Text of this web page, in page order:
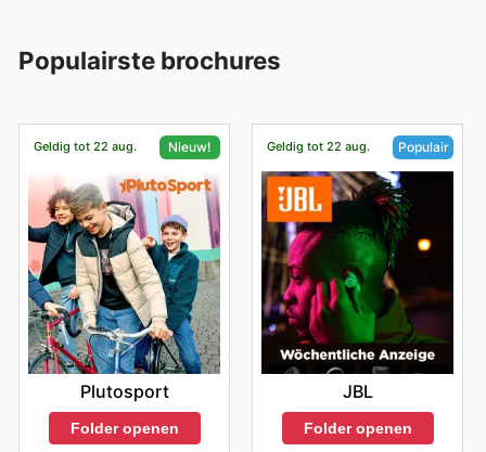
Populairste brochures
Geldig tot 22 aug. Nieuw!
Plutosport
Folder openen
Geldig tot 22 aug. Populair
JBL
Folder openen